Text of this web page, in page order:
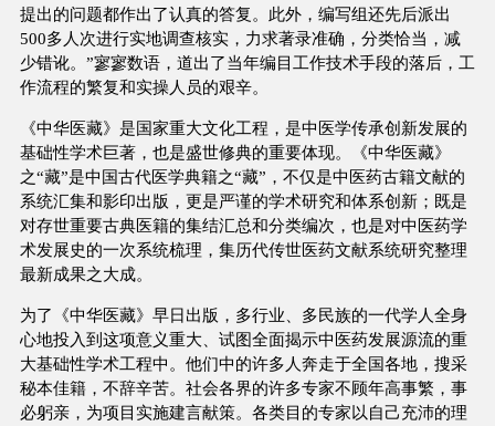
提出的问题都作出了认真的答复。此外，编写组还先后派出
500多人次进行实地调查核实，力求著录准确，分类恰当，减
少错讹。”寥寥数语，道出了当年编目工作技术手段的落后，工
作流程的繁复和实操人员的艰辛。
《中华医藏》是国家重大文化工程，是中医学传承创新发展的
基础性学术巨著，也是盛世修典的重要体现。《中华医藏》
之“藏”是中国古代医学典籍之“藏”，不仅是中医药古籍文献的
系统汇集和影印出版，更是严谨的学术研究和体系创新；既是
对存世重要古典医籍的集结汇总和分类编次，也是对中医药学
术发展史的一次系统梳理，集历代传世医药文献系统研究整理
最新成果之大成。
为了《中华医藏》早日出版，多行业、多民族的一代学人全身
心地投入到这项意义重大、试图全面揭示中医药发展源流的重
大基础性学术工程中。他们中的许多人奔走于全国各地，搜采
秘本佳籍，不辞辛苦。社会各界的许多专家不顾年高事繁，事
必躬亲，为项目实施建言献策。各类目的专家以自己充沛的理